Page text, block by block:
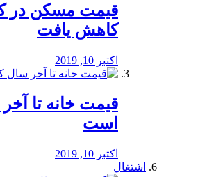
کاهش یافت
اکتبر 10, 2019
قیمت خانه تا
است
اکتبر 10, 2019
اشتغال